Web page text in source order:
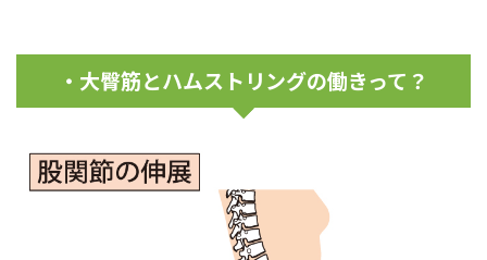
・大臀筋とハムストリングの働きって？